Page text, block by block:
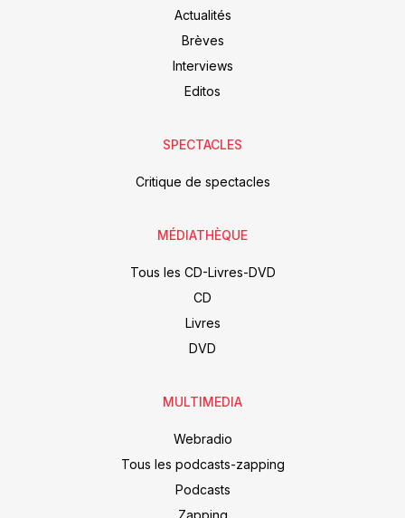
Actualités
Brèves
Interviews
Editos
SPECTACLES
Critique de spectacles
MÉDIATHÈQUE
Tous les CD-Livres-DVD
CD
Livres
DVD
MULTIMEDIA
Webradio
Tous les podcasts-zapping
Podcasts
Zapping